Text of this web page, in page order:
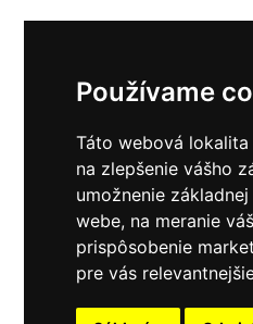
Používame
Táto webová
na zlepšenie vášho
umožnenie
webe, na meranie
prispôsobenie
pre vás